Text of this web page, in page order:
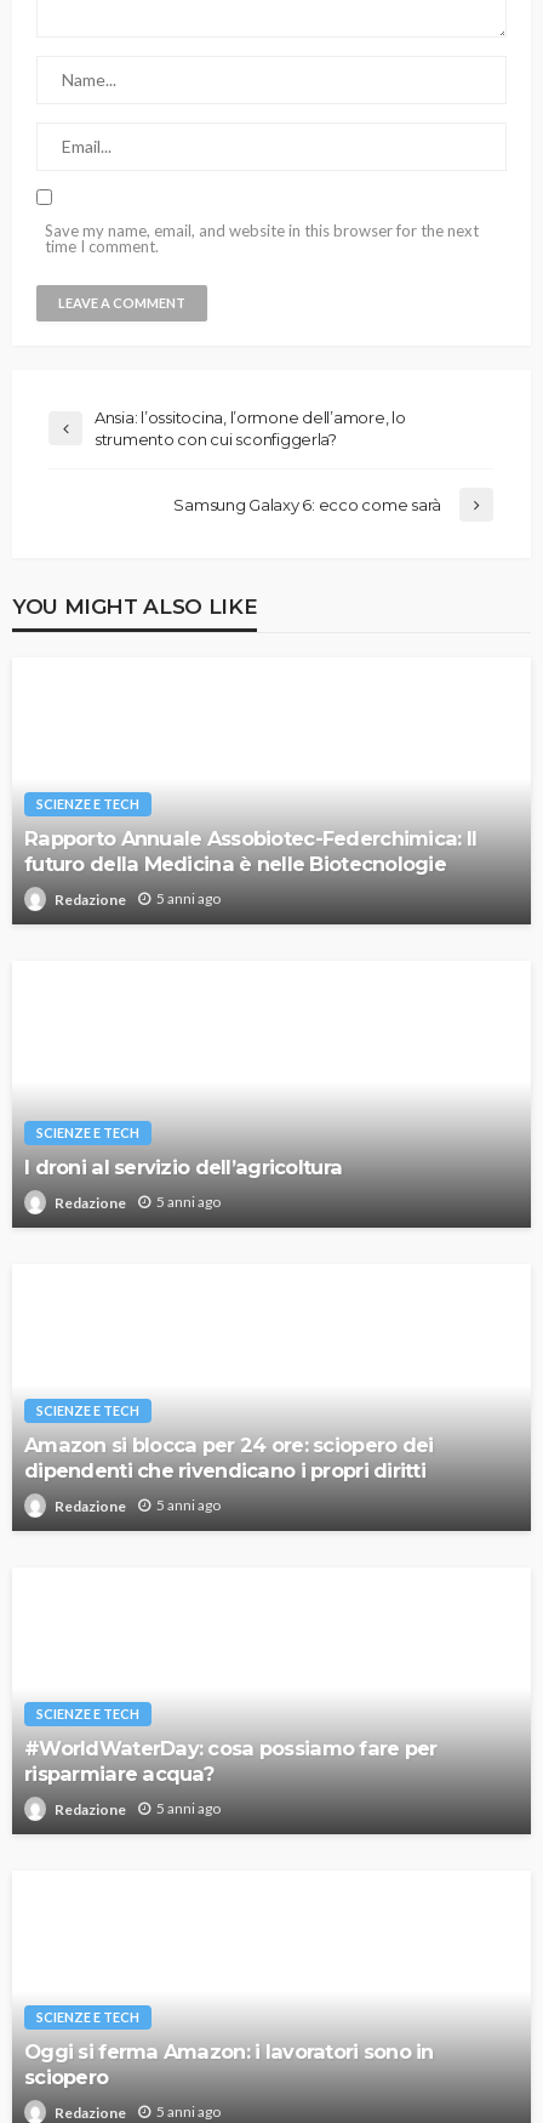
Save my name, email, and website in this browser for the next
time I comment.
Ansia: l’ossitocina, l’ormone dell’amore, lo
strumento con cui sconfiggerla?
Samsung Galaxy 6: ecco come sarà
YOU MIGHT ALSO LIKE
SCIENZE E TECH
Rapporto Annuale Assobiotec-Federchimica: Il
futuro della Medicina è nelle Biotecnologie
Redazione 5 anni ago
SCIENZE E TECH
I droni al servizio dell’agricoltura
Redazione 5 anni ago
SCIENZE E TECH
Amazon si blocca per 24 ore: sciopero dei
dipendenti che rivendicano i propri diritti
Redazione 5 anni ago
SCIENZE E TECH
#WorldWaterDay: cosa possiamo fare per
risparmiare acqua?
Redazione 5 anni ago
SCIENZE E TECH
Oggi si ferma Amazon: i lavoratori sono in
sciopero
Redazione 5 anni ago